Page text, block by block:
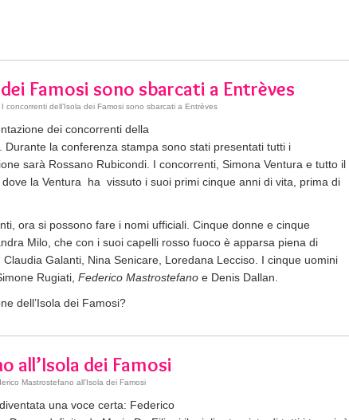
Famosi sono sbarcati a Entrèves
concorrenti dell’Isola dei Famosi sono sbarcati a Entrèves
dei concorrenti della
Durante la conferenza stampa sono stati presentati tutti i
sarà Rossano Rubicondi. I concorrenti, Simona Ventura e tutto il
dove la Ventura ha vissuto i suoi primi cinque anni di vita, prima di
ora si possono fare i nomi ufficiali. Cinque donne e cinque
Milo, che con i suoi capelli rosso fuoco è apparsa piena di
Galanti, Nina Senicare, Loredana Lecciso. I cinque uomini
Rugiati, Federico Mastrostefano e Denis Dallan.
dell’Isola dei Famosi?
all’Isola dei Famosi
Mastrostefano all’Isola dei Famosi
una voce certa: Federico